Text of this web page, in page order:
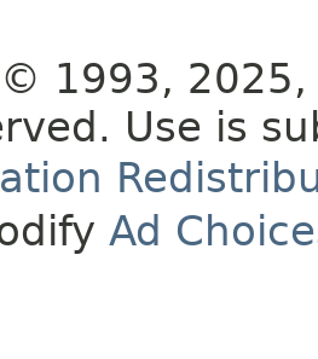
© 1993,
Use is
Ad